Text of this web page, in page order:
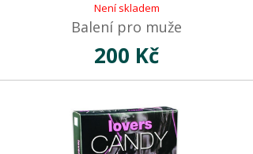
Není skladem
Balení pro muže
200 Kč